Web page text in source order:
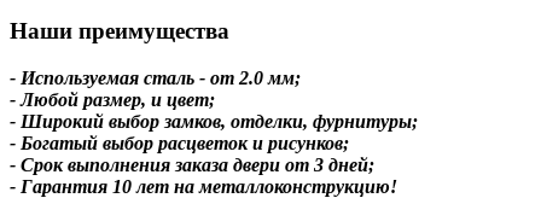
Наши преимущества
- Используемая сталь - от 2.0 мм;
- Любой размер, и цвет;
- Широкий выбор замков, отделки, фурнитуры;
- Богатый выбор расцветок и рисунков;
- Срок выполнения заказа двери от 3 дней;
- Гарантия 10 лет на металлоконструкцию!